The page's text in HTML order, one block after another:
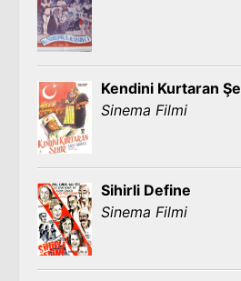
Kendini Kurtaran
Sinema Filmi
Sihirli Define
Sinema Filmi